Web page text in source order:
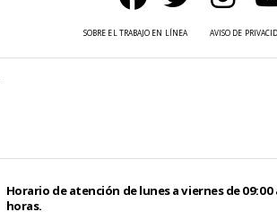
SOBRE EL TRABAJO EN LÍNEA AVISO DE
Horario de atención de lunes a viernes de 09:00
horas.